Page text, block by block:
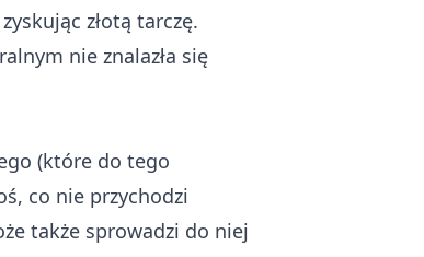
złotą tarczę.
nie znalazła się
(które do tego
co nie przychodzi
także sprowadzi do niej